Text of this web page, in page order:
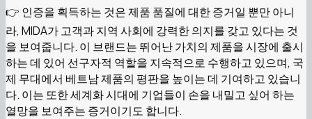
👉 인증을 획득하는 것은 제품 품질에 대한 증거일 뿐만 아니
라, MIDA가 고객과 지역 사회에 강력한 의지를 갖고 있다는 것
을 보여줍니다. 이 브랜드는 뛰어난 가치의 제품을 시장에 출시
하는 데 있어 선구자적 역할을 지속적으로 수행하고 있으며, 국
제 무대에서 베트남 제품의 평판을 높이는 데 기여하고 있습니
다. 이는 또한 세계화 시대에 기업들이 손을 내밀고 싶어 하는
열망을 보여주는 증거이기도 합니다.